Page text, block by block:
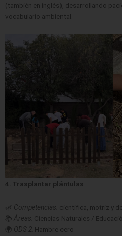
(también en inglés), desarrollando
vocabulario ambiental.
4. Trasplantar plántulas
🌿 Competencias: científica, motriz y
📚 Áreas: Ciencias Naturales /
🌍 ODS 2: Hambre cero